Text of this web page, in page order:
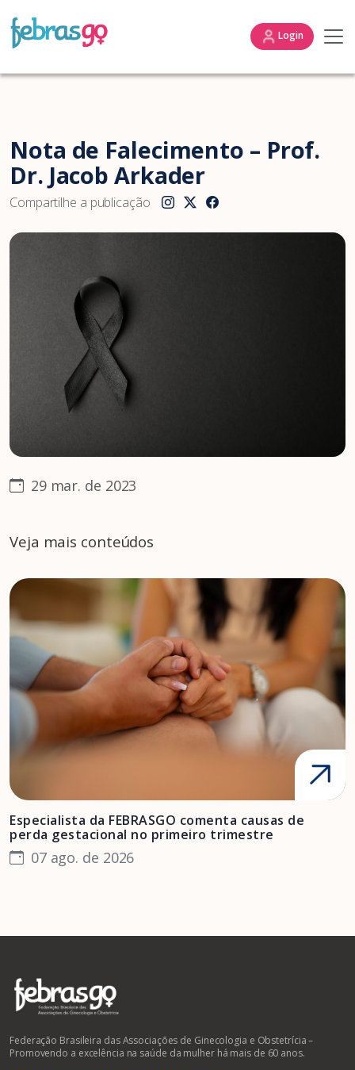
Login
Nota de Falecimento – Prof.
Dr. Jacob Arkader
Compartilhe a publicação
29 mar. de 2023
Veja mais conteúdos
Especialista da FEBRASGO comenta causas de
perda gestacional no primeiro trimestre
07 ago. de 2026
Federação Brasileira das Associações de Ginecologia e Obstetrícia –
Promovendo a excelência na saúde da mulher há mais de 60 anos.